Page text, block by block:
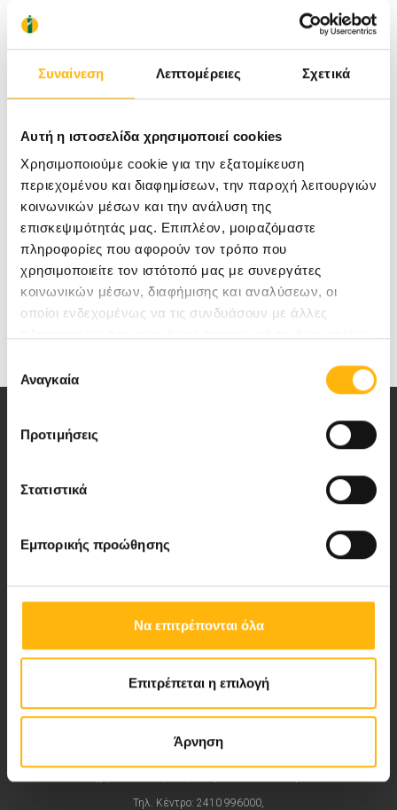
Συναίνεση Λεπτομέρειες Σχετικά
Αυτή η ιστοσελίδα χρησιμοποιεί cookies
Χρησιμοποιούμε cookie για την εξατομίκευση
περιεχομένου και διαφημίσεων, την παροχή λειτουργιών
κοινωνικών μέσων και την ανάλυση της
επισκεψιμότητάς μας. Επιπλέον, μοιραζόμαστε
πληροφορίες που αφορούν τον τρόπο που
χρησιμοποιείτε τον ιστότοπό μας με συνεργάτες
κοινωνικών μέσων, διαφήμισης και αναλύσεων, οι
οποίοι ενδεχομένως να τις συνδυάσουν με άλλες
των υπηρεσιών τους.
συγκατάθεσης
Αναγκαία
Προτιμήσεις
Στατιστικά
Εμπορικής προώθησης
Να επιτρέπονται όλα
Επιτρέπεται η επιλογή
Άρνηση
το απόγευμα υπό τους ήχους της παραδοσιακής
ορχήστρας που είχε επιλεγεί για την περίσταση.
υγείας.
Περιοχή Ιατρών
Εκδηλώσεις
Τηλ. Κέντρο: 2410 996000,